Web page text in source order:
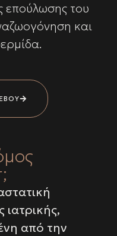
επούλωσης του
και
ιατρικής,
από την